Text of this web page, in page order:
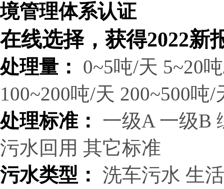
境管理体系认证
在线选择，获得2022新
处理量： 0~5吨/天 5~20
100~200吨/天 200~500吨/
处理标准：
一级A 一级B
污水回用 其它标准
污水类型：
洗车污水 生